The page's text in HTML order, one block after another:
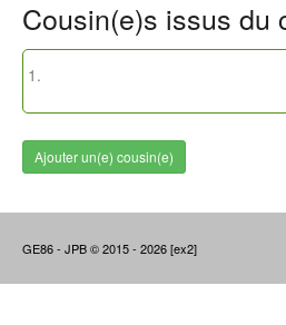
Cousin(e)s issus du
Ajouter un(e) cousin(e)
GE86 - JPB © 2015 - 2026 [ex2]